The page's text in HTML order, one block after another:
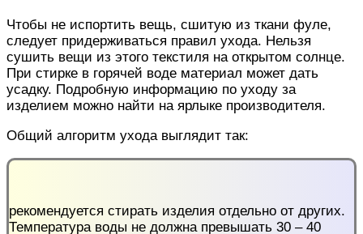
Чтобы не испортить вещь, сшитую из ткани фуле,
следует придерживаться правил ухода. Нельзя
сушить вещи из этого текстиля на открытом солнце.
При стирке в горячей воде материал может дать
усадку. Подробную информацию по уходу за
изделием можно найти на ярлыке производителя.
Общий алгоритм ухода выглядит так:
рекомендуется стирать изделия отдельно от других.
Температура воды не должна превышать 30 – 40